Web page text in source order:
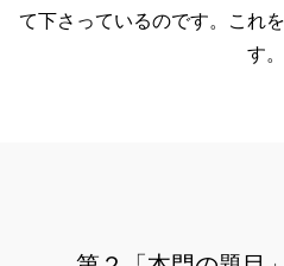
て下さっているのです。これ
す。